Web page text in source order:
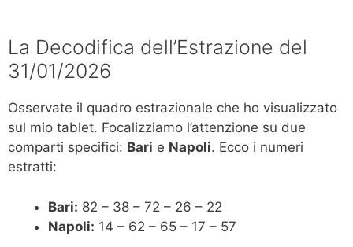
La Decodifica dell’Estrazione del
31/01/2026
Osservate il quadro estrazionale che ho visualizzato
sul mio tablet. Focalizziamo l’attenzione su due
comparti specifici: Bari e Napoli. Ecco i numeri
estratti:
Bari: 82 – 38 – 72 – 26 – 22
Napoli: 14 – 62 – 65 – 17 – 57